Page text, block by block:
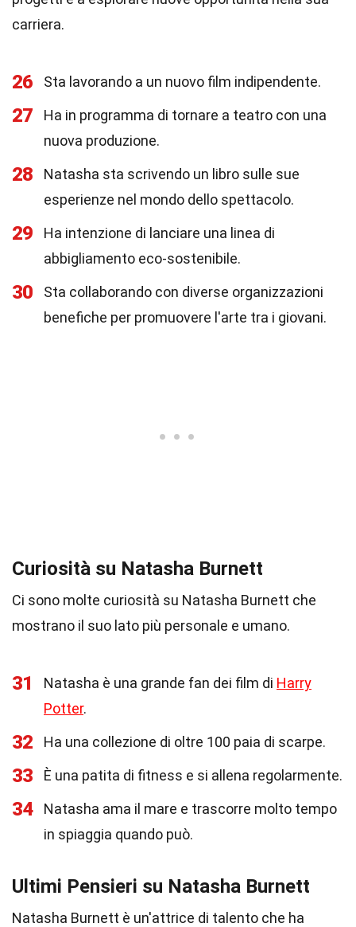
carriera.
26 Sta lavorando a un nuovo film indipendente.
27
Ha in programma di tornare a teatro con una
nuova produzione.
28
Natasha sta scrivendo un libro sulle sue
esperienze nel mondo dello spettacolo.
29
Ha intenzione di lanciare una linea di
abbigliamento eco-sostenibile.
30
Sta collaborando con diverse organizzazioni
benefiche per promuovere l'arte tra i giovani.
Curiosità su Natasha Burnett
Ci sono molte curiosità su Natasha Burnett che
mostrano il suo lato più personale e umano.
31 Natasha è una grande fan dei film di Harry
Potter.
32 Ha una collezione di oltre 100 paia di scarpe.
33 È una patita di fitness e si allena regolarmente.
34
Natasha ama il mare e trascorre molto tempo
in spiaggia quando può.
Ultimi Pensieri su Natasha Burnett
Natasha Burnett è un'attrice di talento che ha